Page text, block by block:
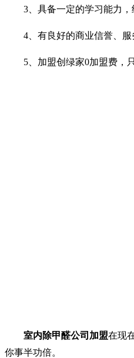
3、 具备一定的学习能力，
4、 有良好的商业信誉、
5、 加盟创绿家0加盟费，
室内除甲醛公司加盟在现
你事半功倍。